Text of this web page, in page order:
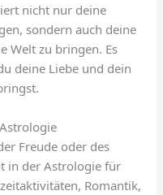
nicht nur deine
sondern auch deine
Welt zu bringen. Es
deine Liebe und dein
Freude oder des
in der Astrologie für
Romantik,